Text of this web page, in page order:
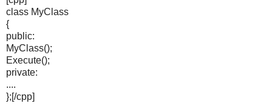
class MyClass
{
public:
MyClass();
Execute();
private:
....
};[/cpp]